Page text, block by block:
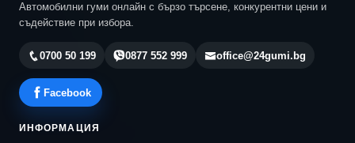
Автомобилни гуми онлайн с бързо търсене, конкурентни цени и
съдействие при избора.
0700 50 199 0877 552 999 office@24gumi.bg
Facebook
ИНФОРМАЦИЯ